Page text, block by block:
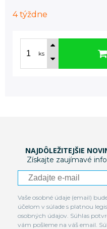
4 týždne
ks
NAJDÔLEŽITEJŠIE
Získajte zaujímavé
Vaše osobné údaje (email)
účelom v súlade s platnou
osobných údajov. Súhlas
vám pošleme na váš email.